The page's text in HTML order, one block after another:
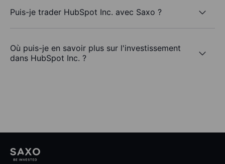
Puis-je trader HubSpot Inc. avec Saxo ?
Où puis-je en savoir plus sur l'investissement
dans HubSpot Inc. ?